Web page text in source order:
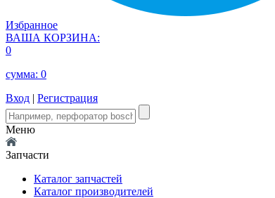
Избранное
ВАША КОРЗИНА:
0
сумма: 0
Вход | Регистрация
Меню
Запчасти
Каталог запчастей
Каталог производителей